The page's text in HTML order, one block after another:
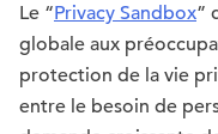
Le “Privacy Sandbox”
globale aux
protection de la vie
entre le besoin de